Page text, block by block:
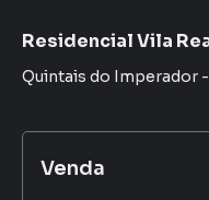
Residencial Vila
Quintais do Imperador -
Venda